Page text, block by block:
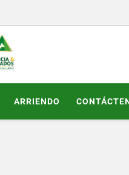
ARRIENDO